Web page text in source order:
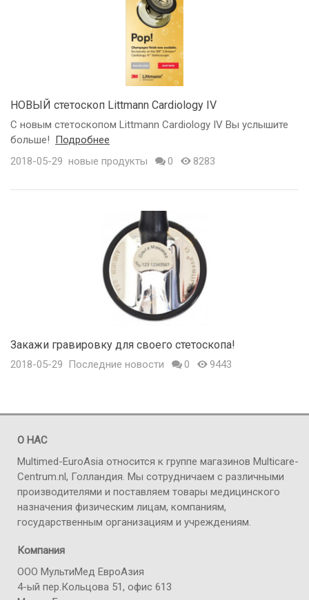
НОВЫЙ стетоскоп Littmann Cardiology IV
С новым стетоскопом Littmann Cardiology IV Вы услышите
больше! Подробнее
2018-05-29 новые продукты 0 8283
Закажи гравировку для своего стетоскопа!
2018-05-29 Последние новости 0 9443
О НАС
Multimed-EuroAsia относится к группе магазинов Multicare-
Centrum.nl, Голландия. Мы сотрудничаем с различными
производителями и поставляем товары медицинского
назначения физическим лицам, компаниям,
государственным организациям и учреждениям.
Компания
ООО МультиМед ЕвроАзия
4-ый пер.Кольцова 51, офис 613